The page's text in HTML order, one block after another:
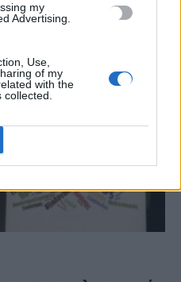
my
Advertising.
Use,
of my
with the